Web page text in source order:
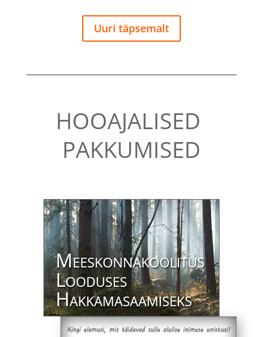
Uuri täpsemalt
HOOAJALISED
PAKKUMISED